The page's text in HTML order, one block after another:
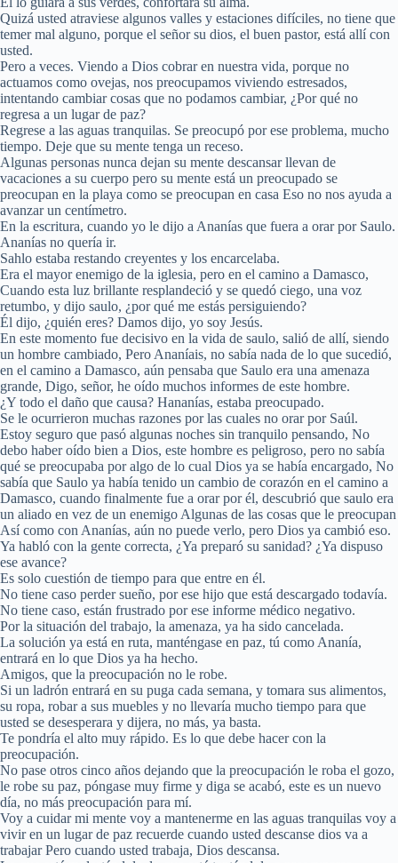
Quizá usted atraviese algunos valles y estaciones difíciles, no tiene que
temer mal alguno, porque el señor su dios, el buen pastor, está allí con
usted.
Pero a veces. Viendo a Dios cobrar en nuestra vida, porque no
actuamos como ovejas, nos preocupamos viviendo estresados,
intentando cambiar cosas que no podamos cambiar, ¿Por qué no
regresa a un lugar de paz?
Regrese a las aguas tranquilas. Se preocupó por ese problema, mucho
tiempo. Deje que su mente tenga un receso.
Algunas personas nunca dejan su mente descansar llevan de
vacaciones a su cuerpo pero su mente está un preocupado se
preocupan en la playa como se preocupan en casa Eso no nos ayuda a
avanzar un centímetro.
En la escritura, cuando yo le dijo a Ananías que fuera a orar por Saulo.
Ananías no quería ir.
Sahlo estaba restando creyentes y los encarcelaba.
Era el mayor enemigo de la iglesia, pero en el camino a Damasco,
Cuando esta luz brillante resplandeció y se quedó ciego, una voz
retumbo, y dijo saulo, ¿por qué me estás persiguiendo?
Él dijo, ¿quién eres? Damos dijo, yo soy Jesús.
En este momento fue decisivo en la vida de saulo, salió de allí, siendo
un hombre cambiado, Pero Ananíais, no sabía nada de lo que sucedió,
en el camino a Damasco, aún pensaba que Saulo era una amenaza
grande, Digo, señor, he oído muchos informes de este hombre.
¿Y todo el daño que causa? Hananías, estaba preocupado.
Se le ocurrieron muchas razones por las cuales no orar por Saúl.
Estoy seguro que pasó algunas noches sin tranquilo pensando, No
debo haber oído bien a Dios, este hombre es peligroso, pero no sabía
qué se preocupaba por algo de lo cual Dios ya se había encargado, No
sabía que Saulo ya había tenido un cambio de corazón en el camino a
Damasco, cuando finalmente fue a orar por él, descubrió que saulo era
un aliado en vez de un enemigo Algunas de las cosas que le preocupan
Así como con Ananías, aún no puede verlo, pero Dios ya cambió eso.
Ya habló con la gente correcta, ¿Ya preparó su sanidad? ¿Ya dispuso
ese avance?
Es solo cuestión de tiempo para que entre en él.
No tiene caso perder sueño, por ese hijo que está descargado todavía.
No tiene caso, están frustrado por ese informe médico negativo.
Por la situación del trabajo, la amenaza, ya ha sido cancelada.
La solución ya está en ruta, manténgase en paz, tú como Ananía,
entrará en lo que Dios ya ha hecho.
Amigos, que la preocupación no le robe.
Si un ladrón entrará en su puga cada semana, y tomara sus alimentos,
su ropa, robar a sus muebles y no llevaría mucho tiempo para que
usted se desesperara y dijera, no más, ya basta.
Te pondría el alto muy rápido. Es lo que debe hacer con la
preocupación.
No pase otros cinco años dejando que la preocupación le roba el gozo,
le robe su paz, póngase muy firme y diga se acabó, este es un nuevo
día, no más preocupación para mí.
Voy a cuidar mi mente voy a mantenerme en las aguas tranquilas voy a
vivir en un lugar de paz recuerde cuando usted descanse dios va a
trabajar Pero cuando usted trabaja, Dios descansa.